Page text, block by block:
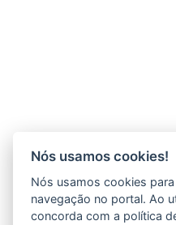
Nós usamos cookies!
Nós usamos cookies
navegação no portal. Ao
concorda com a política